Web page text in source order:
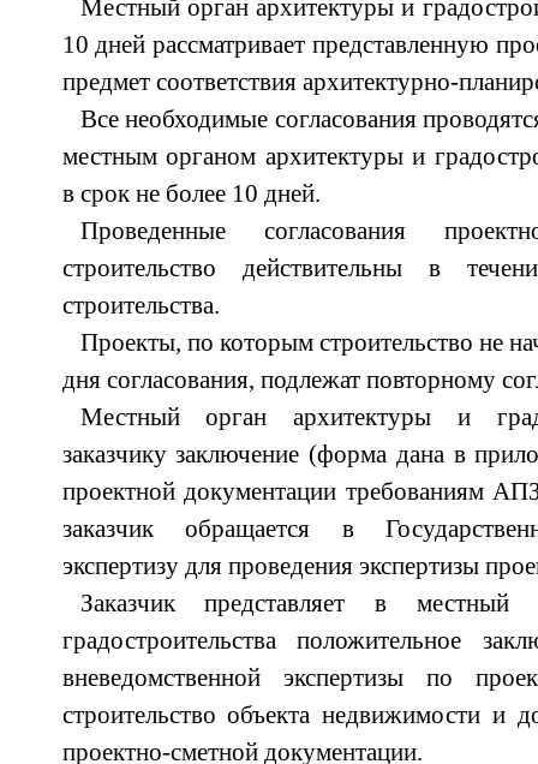
Местный орган архитектуры и
10 дней рассматривает представленную
предмет соответствия архитектурно-
Все необходимые согласования
местным органом архитектуры и
в срок не более 10 дней.
Проведенные согласования
строительство действительны в
строительства.
Проекты, по которым строительство не
дня согласования, подлежат повторному
Местный орган архитектуры и
заказчику заключение (форма дана в
проектной документации требованиям
заказчик обращается в
экспертизу для проведения экспертизы
Заказчик представляет в
градостроительства положительное
вневедомственной экспертизы по
строительство объекта недвижимости и
проектно-сметной документации.